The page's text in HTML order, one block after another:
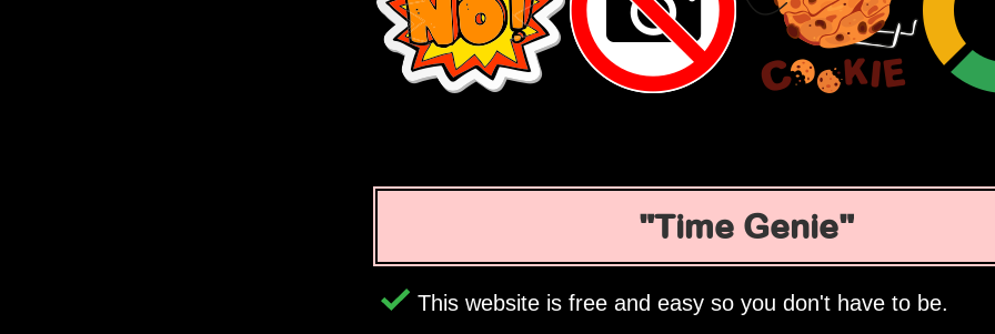
Time Genie
This website is free and easy so you don't have to be.